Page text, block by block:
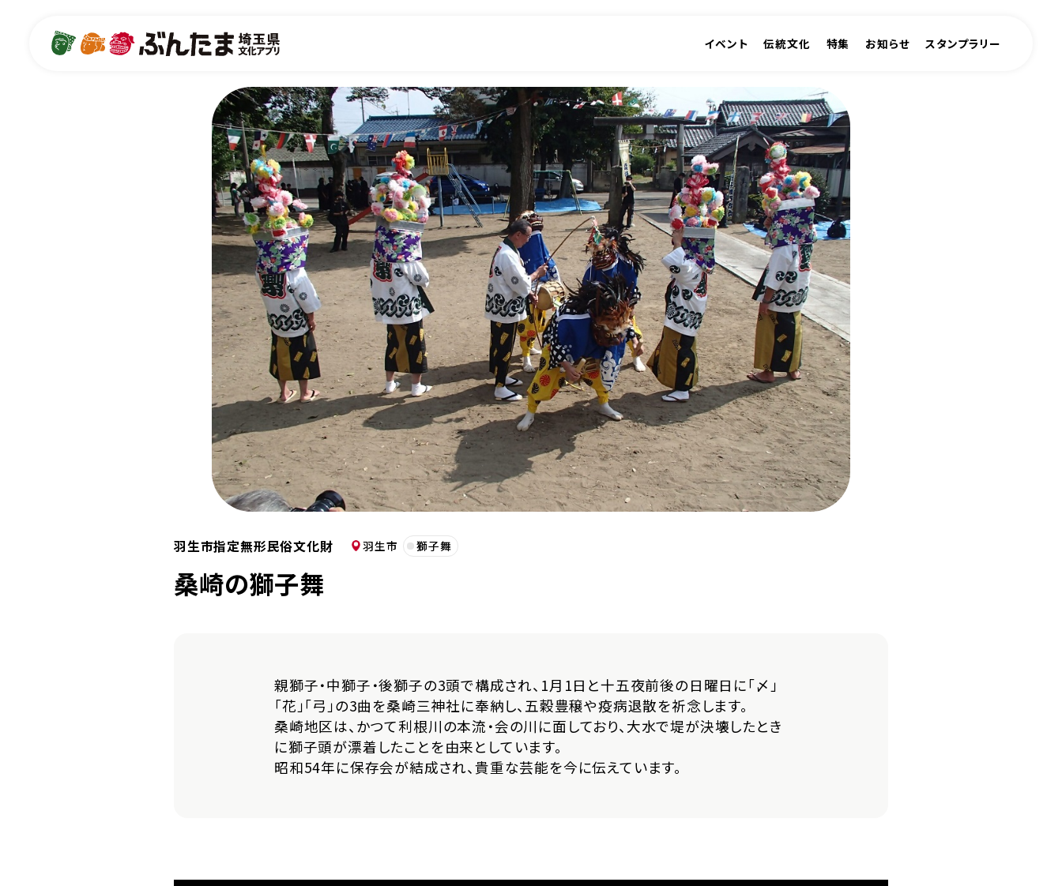
イベント 伝統文化 特集 お知らせ スタンプラリー
羽生市 獅子舞
羽生市指定無形民俗文化財
桑崎の獅子舞
親獅子・中獅子・後獅子の3頭で構成され、1月1日と十五夜前後の日曜日に「〆」
「花」「弓」の3曲を桑崎三神社に奉納し、五穀豊穣や疫病退散を祈念します。
桑崎地区は、かつて利根川の本流・会の川に面しており、大水で堤が決壊したとき
に獅子頭が漂着したことを由来としています。
昭和54年に保存会が結成され、貴重な芸能を今に伝えています。